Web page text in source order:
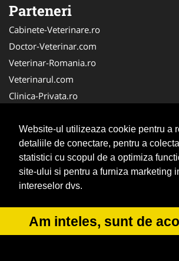
Website-ul utilizeaza cookie pentru a
detaliile de conectare, pentru a colecta
statistici cu scopul de a optimiza
site-ului si pentru a furniza marketing
intereselor dvs.
Am inteles, sunt de
Parteneri
Cabinete-Veterinare.ro
Doctor-Veterinar.com
Veterinar-Romania.ro
Veterinarul.com
Clinica-Privata.ro
Medic-Bun.com
Dresaj-Caine.ro
NonStopDeschis.ro
SalonFrizerieCanina.com
© 2014-2026 Powered byVilonMedia&
ANPC SOL